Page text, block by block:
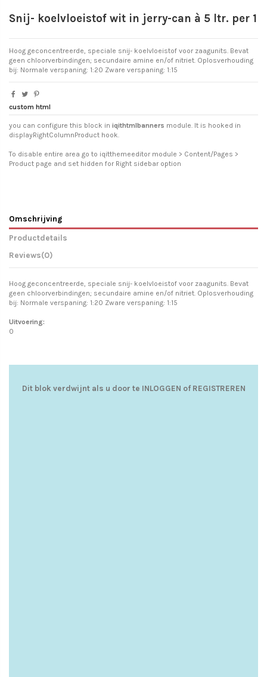
Snij- koelvloeistof wit in jerry-can à 5 ltr. per 1
Hoog geconcentreerde, speciale snij- koelvloeistof voor zaagunits. Bevat
geen chloorverbindingen; secundaire amine en/of nitriet. Oplosverhouding
bij: Normale verspaning: 1:20 Zware verspaning: 1:15
custom html
you can configure this block in iqithtmlbanners module. It is hooked in
displayRightColumnProduct hook.
To disable entire area go to iqitthemeeditor module > Content/Pages >
Product page and set hidden for Right sidebar option
Omschrijving
Productdetails
Reviews(0)
Hoog geconcentreerde, speciale snij- koelvloeistof voor zaagunits. Bevat
geen chloorverbindingen; secundaire amine en/of nitriet. Oplosverhouding
bij: Normale verspaning: 1:20 Zware verspaning: 1:15
Uitvoering:
0
Dit blok verdwijnt als u door te INLOGGEN of REGISTREREN